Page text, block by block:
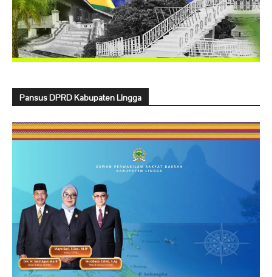
Pansus DPRD Kabupaten Lingga